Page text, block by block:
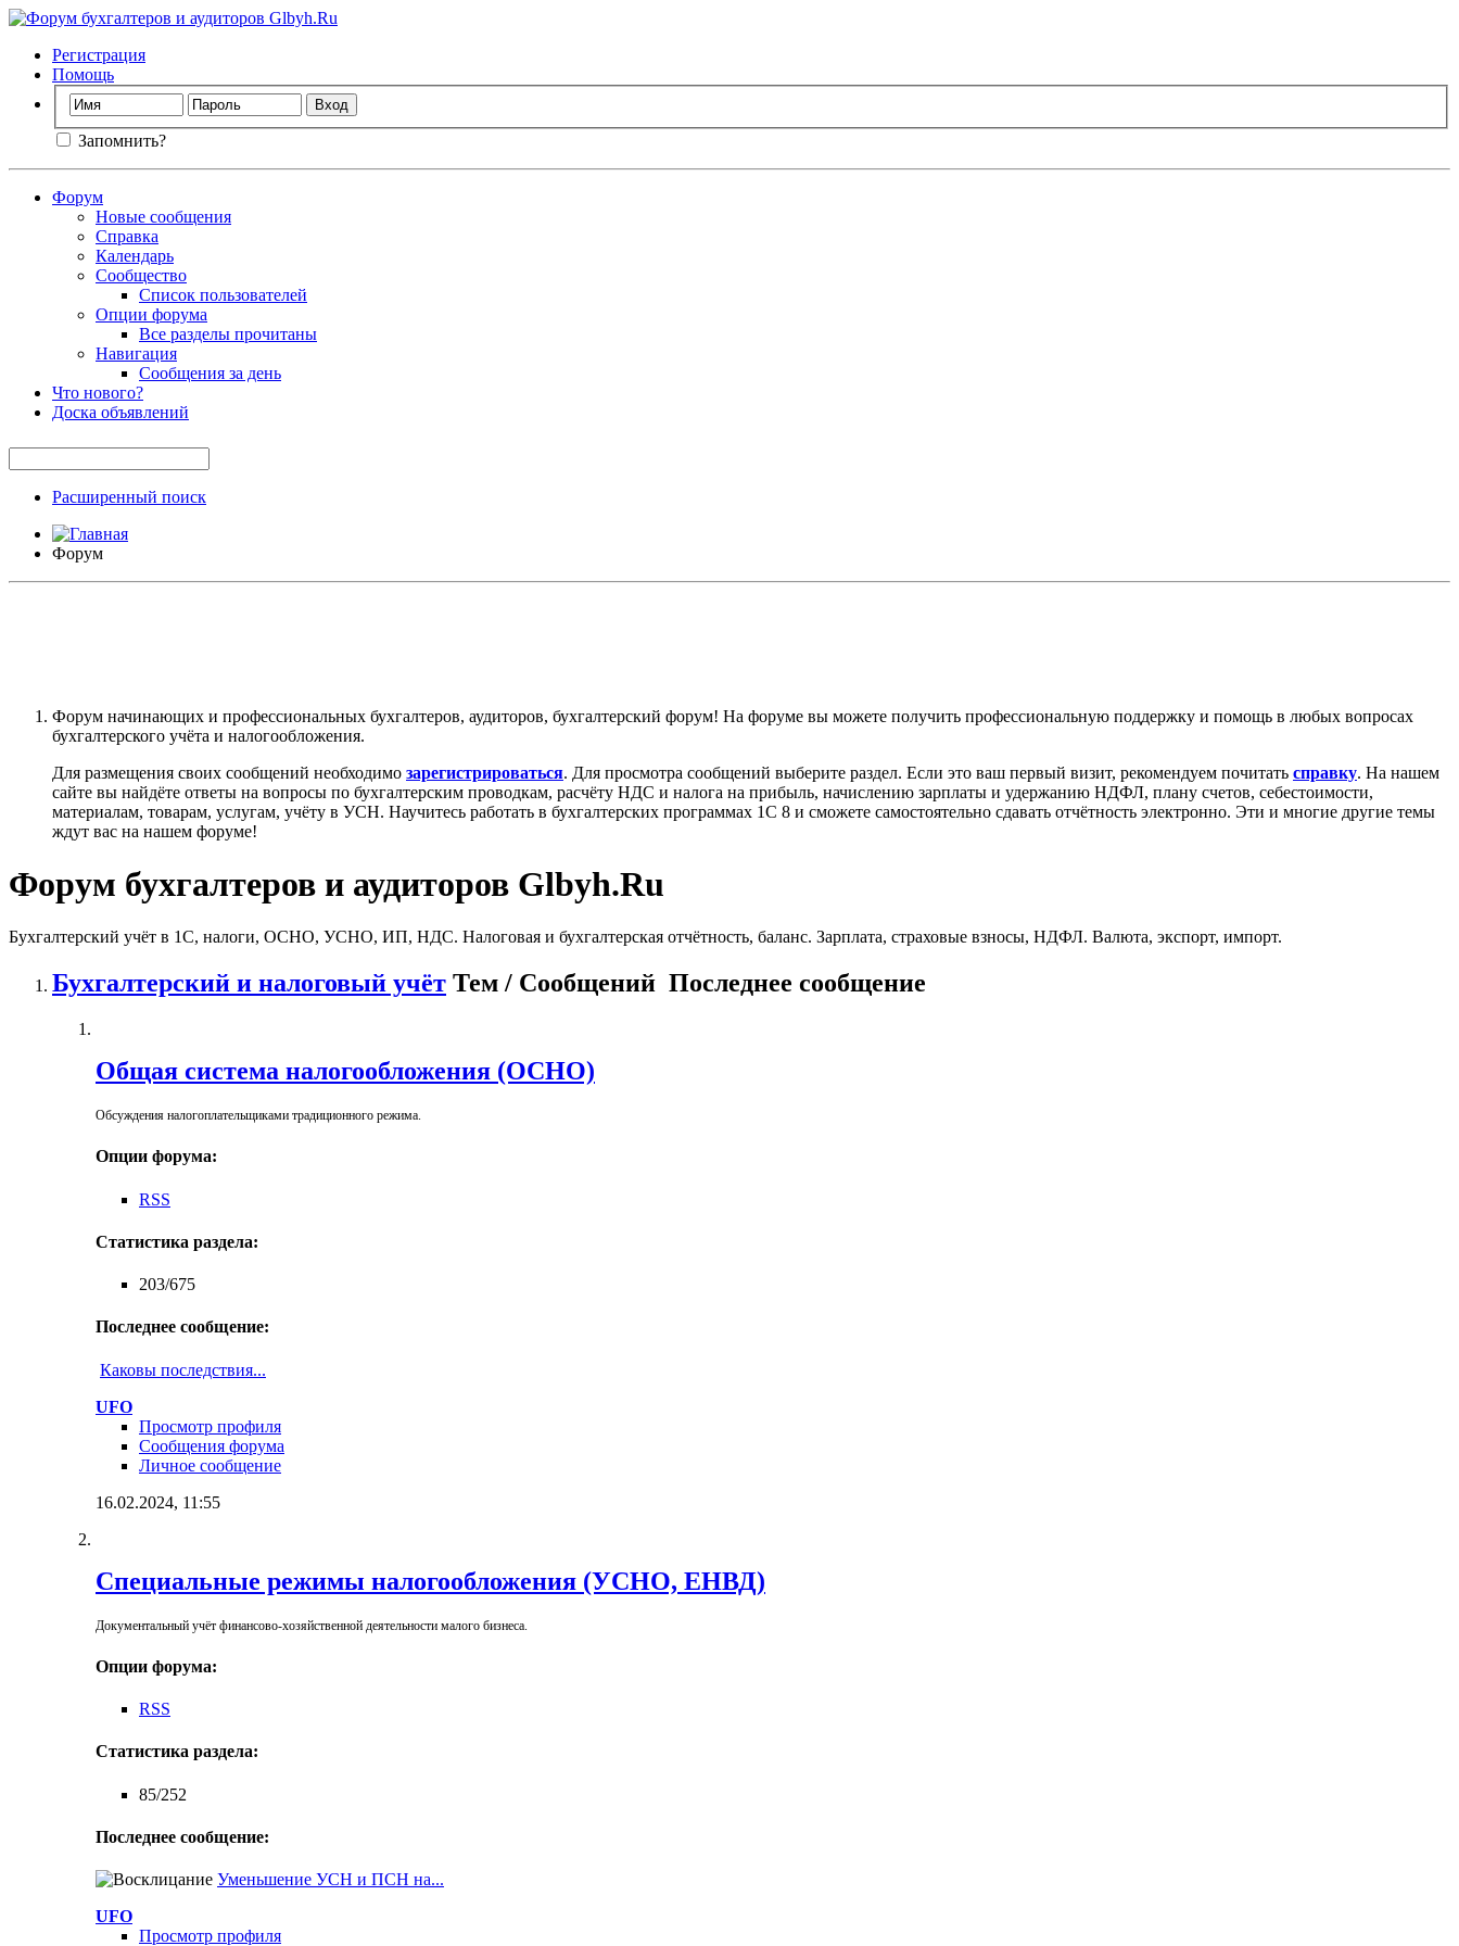
Регистрация
Помощь
Запомнить?
Форум
Новые сообщения
Справка
Календарь
Сообщество
Список пользователей
Опции форума
Все разделы прочитаны
Навигация
Сообщения за день
Что нового?
Доска объявлений
Расширенный поиск
Форум
Форум начинающих и профессиональных бухгалтеров, аудиторов, бухгалтерский форум! На форуме вы можете получить профессиональную поддержку и помощь в любых вопросах
бухгалтерского учёта и налогообложения.
Для размещения своих сообщений необходимо зарегистрироваться. Для просмотра сообщений выберите раздел. Если это ваш первый визит, рекомендуем почитать справку. На нашем
сайте вы найдёте ответы на вопросы по бухгалтерским проводкам, расчёту НДС и налога на прибыль, начислению зарплаты и удержанию НДФЛ, плану счетов, себестоимости,
материалам, товарам, услугам, учёту в УСН. Научитесь работать в бухгалтерских программах 1С 8 и сможете самостоятельно сдавать отчётность электронно. Эти и многие другие темы
ждут вас на нашем форуме!
Форум бухгалтеров и аудиторов Glbyh.Ru
Бухгалтерский учёт в 1С, налоги, ОСНО, УСНО, ИП, НДС. Налоговая и бухгалтерская отчётность, баланс. Зарплата, страховые взносы, НДФЛ. Валюта, экспорт, импорт.
Бухгалтерский и налоговый учёт Тем / Сообщений Последнее сообщение
Общая система налогообложения (ОСНО)
Обсуждения налогоплательщиками традиционного режима.
Опции форума:
RSS
Статистика раздела:
203/675
Последнее сообщение:
Каковы последствия...
UFO
Просмотр профиля
Сообщения форума
Личное сообщение
16.02.2024, 11:55
Специальные режимы налогообложения (УСНО, ЕНВД)
Документальный учёт финансово-хозяйственной деятельности малого бизнеса.
Опции форума:
RSS
Статистика раздела:
85/252
Последнее сообщение:
Уменьшение УСН и ПСН на...
UFO
Просмотр профиля